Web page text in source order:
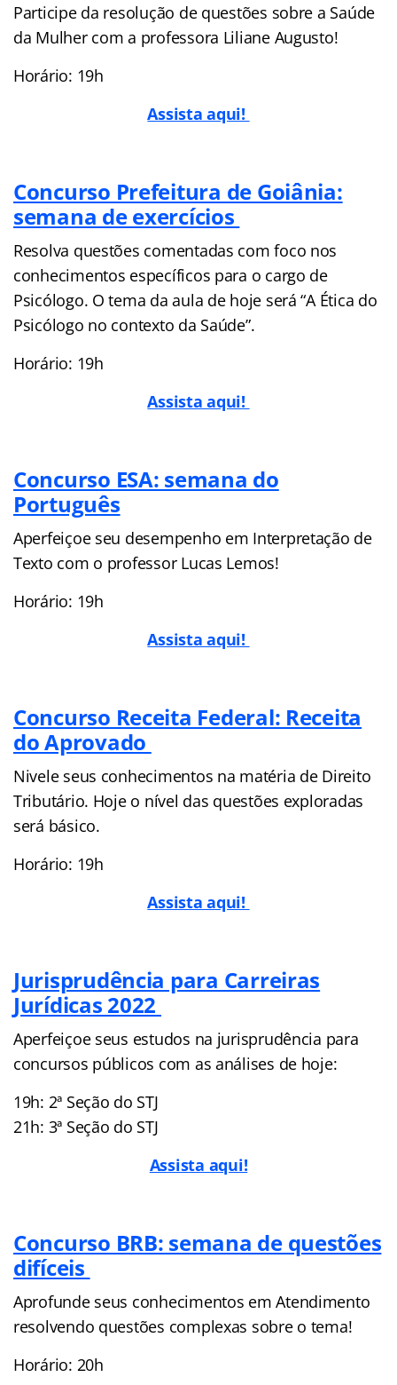
Participe da resolução de questões sobre a Saúde
da Mulher com a professora Liliane Augusto!
Horário: 19h
Assista aqui!
Concurso Prefeitura de Goiânia:
semana de exercícios
Resolva questões comentadas com foco nos
conhecimentos específicos para o cargo de
Psicólogo. O tema da aula de hoje será “A Ética do
Psicólogo no contexto da Saúde”.
Horário: 19h
Assista aqui!
Concurso ESA: semana do
Português
Aperfeiçoe seu desempenho em Interpretação de
Texto com o professor Lucas Lemos!
Horário: 19h
Assista aqui!
Concurso Receita Federal: Receita
do Aprovado
Nivele seus conhecimentos na matéria de Direito
Tributário. Hoje o nível das questões exploradas
será básico.
Horário: 19h
Assista aqui!
Jurisprudência para Carreiras
Jurídicas 2022
Aperfeiçoe seus estudos na jurisprudência para
concursos públicos com as análises de hoje:
19h: 2ª Seção do STJ
21h: 3ª Seção do STJ
Assista aqui!
Concurso BRB: semana de questões
difíceis
Aprofunde seus conhecimentos em Atendimento
resolvendo questões complexas sobre o tema!
Horário: 20h